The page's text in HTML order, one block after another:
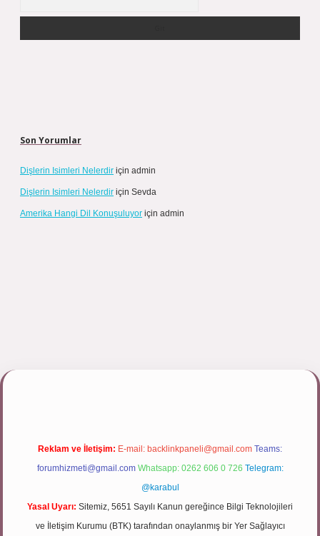
Son Yorumlar
Dişlerin Isimleri Nelerdir için admin
Dişlerin Isimleri Nelerdir için Sevda
Amerika Hangi Dil Konuşuluyor için admin
Reklam ve İletişim: E-mail: backlinkpaneli@gmail.com Teams:
forumhizmeti@gmail.com Whatsapp: 0262 606 0 726 Telegram:
@karabul
Yasal Uyarı: Sitemiz, 5651 Sayılı Kanun gereğince Bilgi Teknolojileri
ve İletişim Kurumu (BTK) tarafından onaylanmış bir Yer Sağlayıcı